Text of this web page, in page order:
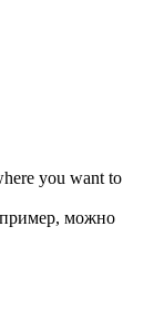
you want to
можно